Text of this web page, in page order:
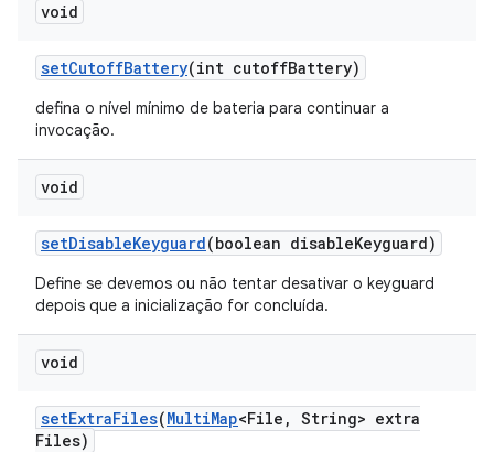
void
setCutoffBattery(int cutoffBattery)
defina o nível mínimo de bateria para continuar a
invocação.
void
setDisableKeyguard(boolean disableKeyguard)
Define se devemos ou não tentar desativar o keyguard
depois que a inicialização for concluída.
void
setExtraFiles(MultiMap<File , String> extra
Files)